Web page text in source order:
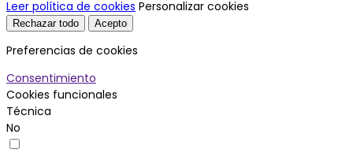
Leer política de cookies Personalizar cookies
Rechazar todo Acepto
Preferencias de cookies
Consentimiento
Cookies funcionales
Técnica
No